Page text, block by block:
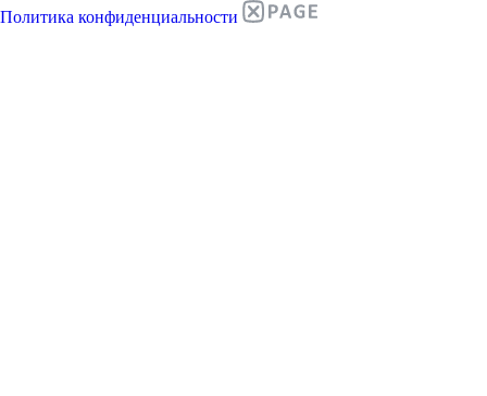
Политика конфиденциальности